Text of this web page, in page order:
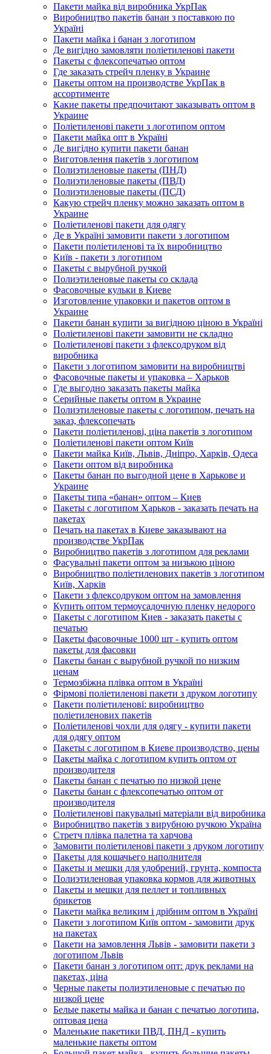
Пакети майка від виробника УкрПак
Виробництво пакетів банан з поставкою по
Україні
Пакети майка і банан з логотипом
Де вигідно замовляти поліетиленові пакети
Пакеты с флексопечатью оптом
Где заказать стрейч пленку в Украине
Пакеты оптом на производстве УкрПак в
ассортименте
Какие пакеты предпочитают заказывать оптом в
Украине
Поліетиленові пакети з логотипом оптом
Пакети майка опт в Україні
Де вигідно купити пакети банан
Виготовлення пакетів з логотипом
Полиэтиленовые пакеты (ПНД)
Полиэтиленовые пакеты (ПВД)
Полиэтиленовые пакеты (ПСД)
Какую стрейч пленку можно заказать оптом в
Украине
Поліетиленові пакети для одягу
Де в Україні замовити пакети з логотипом
Пакети поліетиленові та їх виробництво
Київ - пакети з логотипом
Пакеты с вырубной ручкой
Полиэтиленовые пакеты со склада
Фасовочные кульки в Киеве
Изготовление упаковки и пакетов оптом в
Украине
Пакети банан купити за вигідною ціною в Україні
Поліетиленові пакети замовити не складно
Поліетиленові пакети з флексодруком від
виробника
Пакети з логотипом замовити на виробництві
Фасовочные пакеты и упаковка – Харьков
Где выгодно заказать пакеты майка
Серийные пакеты оптом в Украине
Полиэтиленовые пакеты с логотипом, печать на
заказ, флексопечать
Пакети поліетиленові, ціна пакетів з логотипом
Поліетиленові пакети оптом Київ
Пакети майка Київ, Львів, Дніпро, Харків, Одеса
Пакети оптом від виробника
Пакеты банан по выгодной цене в Харькове и
Украине
Пакеты типа «банан» оптом – Киев
Пакеты с логотипом Харьков - заказать печать на
пакетах
Печать на пакетах в Киеве заказывают на
производстве УкрПак
Виробництво пакетів з логотипом для реклами
Фасувальні пакети оптом за низькою ціною
Виробництво поліетиленових пакетів з логотипом
Київ, Харків
Пакети з флексодруком оптом на замовлення
Купить оптом термоусадочную пленку недорого
Пакеты с логотипом Киев - заказать пакеты с
печатью
Пакеты фасовочные 1000 шт - купить оптом
пакеты для фасовки
Пакеты банан с вырубной ручкой по низким
ценам
Термозбіжна плівка оптом в Україні
Фірмові поліетиленові пакети з друком логотипу
Пакети поліетиленові: виробництво
поліетиленових пакетів
Поліетиленові чохли для одягу - купити пакети
для одягу оптом
Пакеты с логотипом в Киеве производство, цены
Пакеты майка с логотипом купить оптом от
производителя
Пакеты банан с печатью по низкой цене
Пакеты банан с флексопечатью оптом от
производителя
Поліетиленові пакувальні матеріали від виробника
Виробництво пакетів з вирубною ручкою Україна
Стретч плівка палетна та харчова
Замовити поліетиленові пакети з друком логотипу
Пакеты для кошачьего наполнителя
Пакеты и мешки для удобрений, грунта, компоста
Полиэтиленовая упаковка кормов для животных
Пакеты и мешки для пеллет и топливных
брикетов
Пакети майка великим і дрібним оптом в Україні
Пакети з логотипом Київ оптом - замовити друк
на пакетах
Пакети на замовлення Львів - замовити пакети з
логотипом Львів
Пакети банан з логотипом опт: друк реклами на
пакетах, ціна
Черные пакеты полиэтиленовые с печатью по
низкой цене
Белые пакеты майка и банан с печатью логотипа,
оптовая цена
Маленькие пакетики ПВД, ПНД - купить
маленькие пакеты оптом